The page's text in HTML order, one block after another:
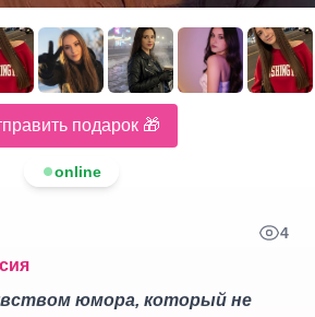
Отправить подарок 🎁
online
4
юмора, который не